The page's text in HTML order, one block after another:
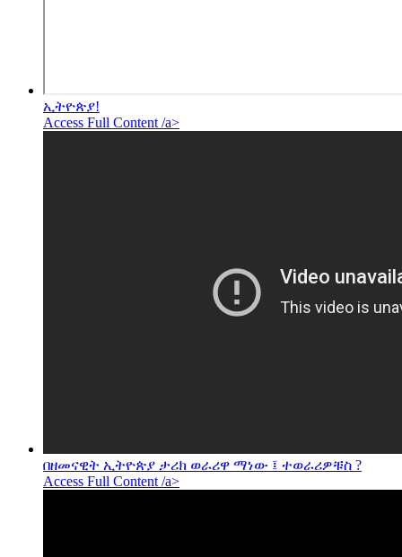
ኢትዮጵያ!
Access Full Content /a>
በዘመናዊት ኢትዮጵያ ታሪክ ወራሪዋ ማነው ፤ ተወራሪዎቹስ ?
Access Full Content /a>